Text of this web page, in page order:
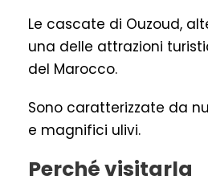
Le cascate di Ouzoud,
una delle attrazioni
del Marocco.
Sono caratterizzate da
e magnifici ulivi.
Perché visitarla